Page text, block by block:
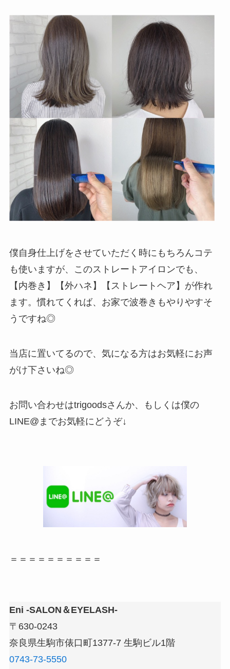
僕自身仕上げをさせていただく時にもちろんコテ
も使いますが、このストレートアイロンでも、
【内巻き】【外ハネ】【ストレートヘア】が作れ
ます。慣れてくれば、お家で波巻きもやりやすそ
うですね◎
当店に置いてるので、気になる方はお気軽にお声
がけ下さいね◎
お問い合わせはtrigoodsさんか、もしくは僕の
LINE@までお気軽にどうぞ↓
＝＝＝＝＝＝＝＝＝＝
Eni -SALON＆EYELASH-
〒630-0243
奈良県生駒市俵口町1377-7 生駒ビル1階
0743-73-5550